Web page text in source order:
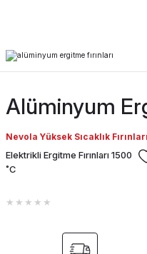
Alüminyum
Nevola Yüksek Sıcaklık Fırınları
Elektrikli Ergitme Fırınları 1500
˚C